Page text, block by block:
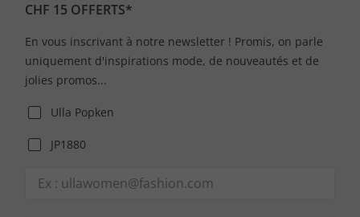
CHF 15 OFFERTS*
En vous inscrivant à notre newsletter ! Promis, on parle
uniquement d'inspirations mode, de nouveautés et de
jolies promos...
Ulla Popken
JP1880